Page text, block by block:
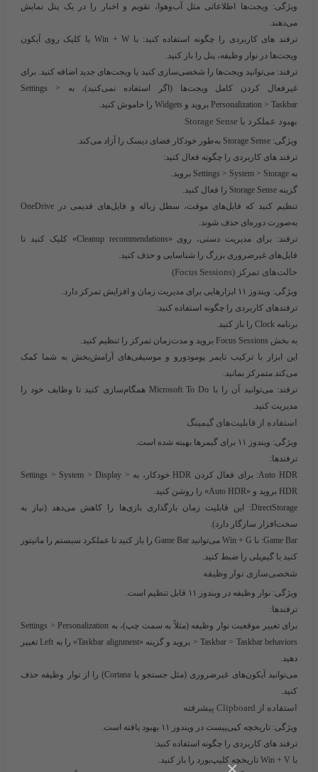
ویژگی: ویجت‌ها اطلاعاتی مثل آب‌وهوا، تقویم و اخبار را در یک پنل نمایش
می‌دهند.
ترفند های کاربردی را چگونه استفاده کنید:
با Win + W یا کلیک روی آیکون
ویجت‌ها در نوار وظیفه، پنل را باز کنید.
ترفند: می‌توانید ویجت‌ها را شخصی‌سازی کنید یا ویجت‌های جدید اضافه کنید. برای
غیرفعال کردن کامل ویجت‌ها (اگر استفاده نمی‌کنید)، به Settings >
Personalization > Taskbar بروید و Widgets را خاموش کنید.
بهبود عملکرد با Storage Sense
ویژگی:
ترفند های کاربردی را چگونه فعال کنید:
به Settings > System > Storage بروید.
گزینه Storage Sense را فعال کنید.
تنظیم کنید که فایل‌های موقت، سطل زباله و فایل‌های قدیمی در OneDrive
به‌صورت دوره‌ای حذف شوند.
ترفند:
برای مدیریت دستی، روی «Cleanup recommendations» کلیک کنید تا
فایل‌های غیرضروری بزرگ را شناسایی و حذف کنید.
حالت‌های تمرکز (Focus Sessions)
ویژگی: ویندوز ۱۱ ابزارهایی برای مدیریت زمان و افزایش تمرکز دارد.
ترفندهای کاربردی را چگونه استفاده کنید:
برنامه Clock را باز کنید.
به بخش Focus Sessions بروید و مدت‌زمان تمرکز را تنظیم کنید.
این ابزار با ترکیب تایمر پومودورو و موسیقی‌های آرامش‌بخش به شما کمک
می‌کند متمرکز بمانید.
ترفند:
می‌توانید آن را با Microsoft To Do همگام‌سازی کنید تا وظایف خود را
مدیریت کنید.
استفاده از قابلیت‌های گیمینگ
ویژگی: ویندوز ۱۱ برای گیمرها بهینه شده است.
ترفندها:
Auto HDR
: برای فعال کردن HDR خودکار، به Settings > System > Display >
HDR بروید و «Auto HDR» را روشن کنید.
DirectStorage : این قابلیت زمان بارگذاری بازی‌ها را کاهش می‌دهد (نیاز به
سخت‌افزار سازگار دارد).
Game Bar
: با Win + G می‌توانید Game Bar را باز کنید تا عملکرد سیستم را مانیتور
کنید یا گیم‌پلی را ضبط کنید.
شخصی‌سازی نوار وظیفه
ویژگی: نوار وظیفه در ویندوز ۱۱ قابل تنظیم است.
ترفندها:
برای تغییر موقعیت نوار وظیفه (مثلاً به سمت چپ)، به Settings > Personalization
> Taskbar > Taskbar behaviors بروید و گزینه «Taskbar alignment» را به Left تغییر
دهید.
می‌توانید آیکون‌های غیرضروری (مثل جستجو یا Cortana) را از نوار وظیفه حذف
کنید.
استفاده از Clipboard پیشرفته
ویژگی: تاریخچه کپی‌پیست در ویندوز ۱۱ بهبود یافته است.
ترفند های کاربردی را چگونه استفاده کنید:
با Win + V تاریخچه کلیپ‌بورد را باز کنید.